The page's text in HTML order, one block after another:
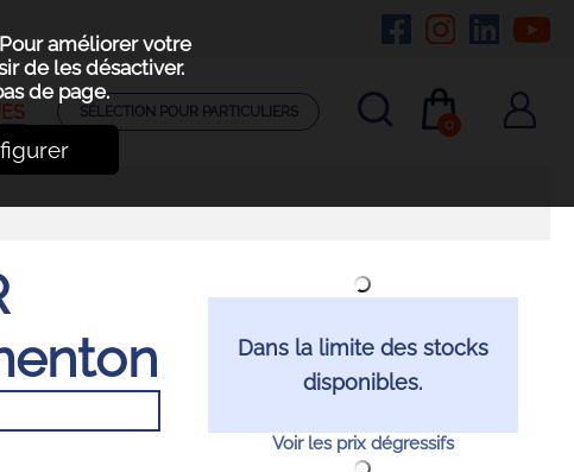
améliorer votre
de les désactiver.
de page.
SÉLECTION POUR PARTICULIERS
0
Dans la limite des stocks
disponibles.
Voir les prix dégressifs